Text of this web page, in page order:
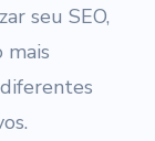
seu SEO,
mais